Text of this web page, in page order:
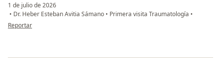
1 de julio de 2026
• Dr. Heber Esteban Avitia Sámano • Primera visita Traumatología •
en opinión del usuario Martha perez perez
Reportar